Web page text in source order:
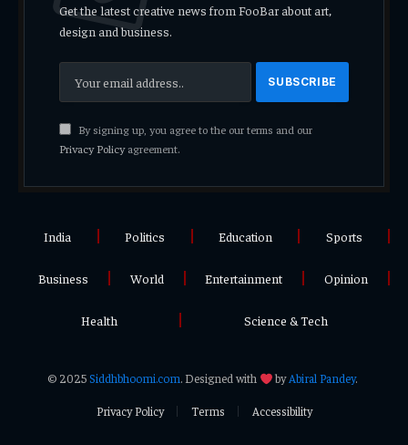
Get the latest creative news from FooBar about art,
design and business.
By signing up, you agree to the our terms and our
Privacy Policyagreement.
India Politics Education Sports
Business World Entertainment Opinion
Health Science & Tech
© 2025Siddhbhoomi.com. Designed with byAbiral Pandey.
Privacy Policy Terms Accessibility